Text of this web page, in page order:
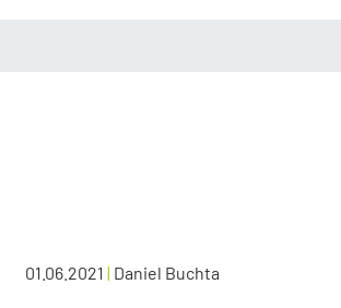
01.06.2021 | Daniel Buchta